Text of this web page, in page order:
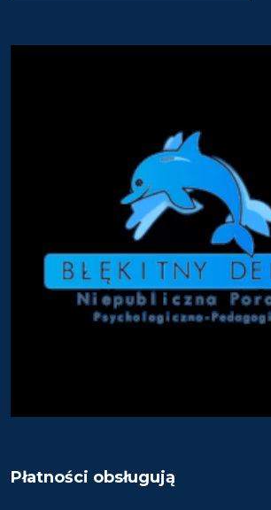
Płatności obsługują